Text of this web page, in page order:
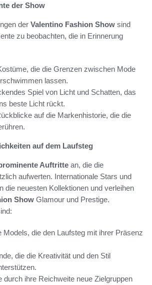
der Show
der Valentino Fashion Show sind
zu beobachten, die in Erinnerung
die die Grenzen zwischen Mode
lassen.
Spiel von Licht und Schatten, das
beste Licht rückt.
auf die Markenhistorie, die die
auf dem Laufsteg
Auftritte an, die die
aufwerten. Internationale Stars und
die neuesten Kollektionen und verleihen
Show Glamour und Prestige.
Models, die den Laufsteg mit ihrer Präsenz
die die Kreativität und den Stil
durch ihre Reichweite neue Zielgruppen